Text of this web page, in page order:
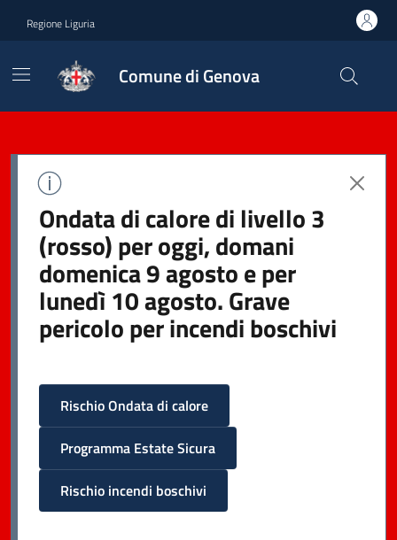
Regione Liguria
Comune di Genova
Ondata di calore di livello 3
(rosso) per oggi, domani
domenica 9 agosto e per
lunedì 10 agosto. Grave
pericolo per incendi boschivi
Rischio Ondata di calore
Programma Estate Sicura
Rischio incendi boschivi